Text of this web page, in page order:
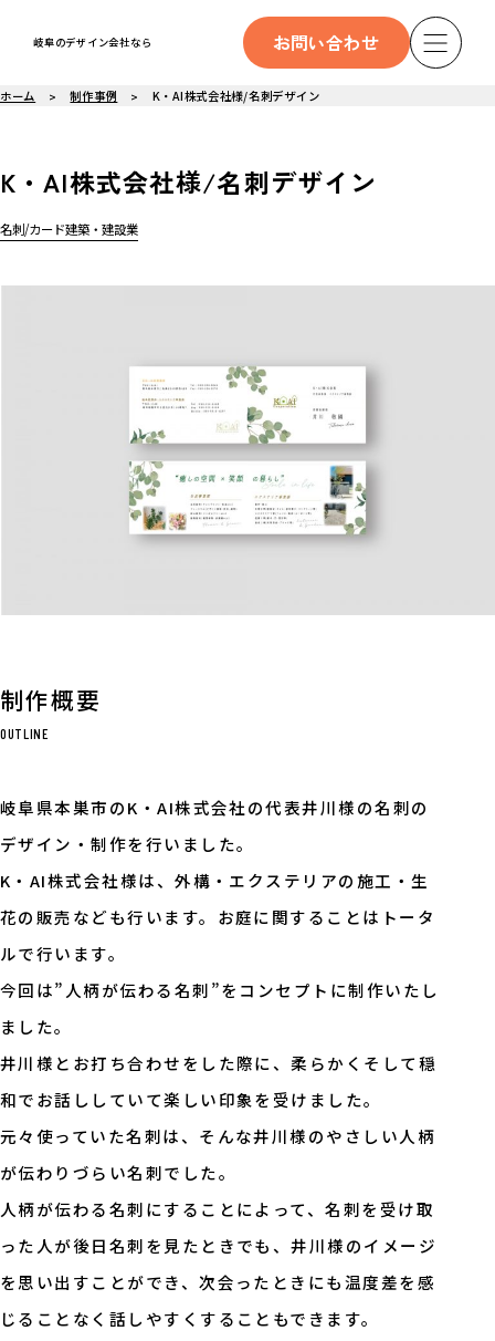
岐阜のデザイン会社なら お問い合わせ
ホーム 制作事例 K・AI株式会社様/名刺デザイン
K・AI株式会社様/名刺デザイン
名刺/カード建築・建設業
制作概要
OUTLINE
岐阜県本巣市のK・AI株式会社の代表井川様の名刺の
デザイン・制作を行いました。
K・AI株式会社様は、外構・エクステリアの施工・生
花の販売なども行います。お庭に関することはトータ
ルで行います。
今回は”人柄が伝わる名刺”をコンセプトに制作いたし
ました。
井川様とお打ち合わせをした際に、柔らかくそして穏
和でお話ししていて楽しい印象を受けました。
元々使っていた名刺は、そんな井川様のやさしい人柄
が伝わりづらい名刺でした。
人柄が伝わる名刺にすることによって、名刺を受け取
った人が後日名刺を見たときでも、井川様のイメージ
を思い出すことができ、次会ったときにも温度差を感
じることなく話しやすくすることもできます。